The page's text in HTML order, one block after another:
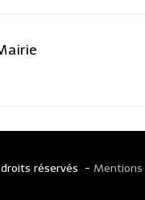
droits réservés -